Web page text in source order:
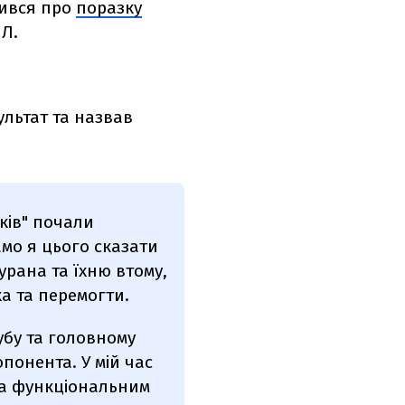
про поразку
та назвав
почали
я цього сказати
та їхню втому,
та перемогти.
та головному
У мій час
функціональним